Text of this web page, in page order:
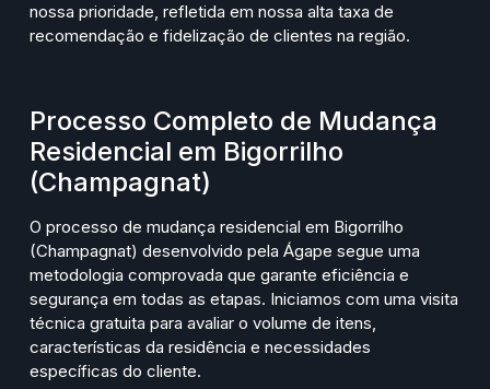
nossa prioridade, refletida em nossa alta taxa de
recomendação e fidelização de clientes na região.
Processo Completo de Mudança
Residencial em Bigorrilho
(Champagnat)
O processo de mudança residencial em Bigorrilho
(Champagnat) desenvolvido pela Ágape segue uma
metodologia comprovada que garante eficiência e
segurança em todas as etapas. Iniciamos com uma visita
técnica gratuita para avaliar o volume de itens,
características da residência e necessidades
específicas do cliente.